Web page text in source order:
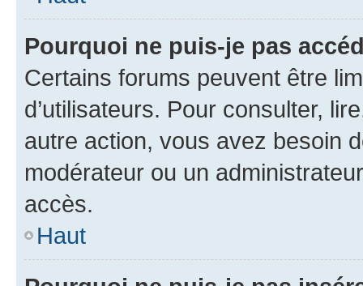
Pourquoi ne puis-je pas
Certains forums peuvent être
d’utilisateurs. Pour consulter,
autre action, vous avez besoin
modérateur ou un
accès.
Haut